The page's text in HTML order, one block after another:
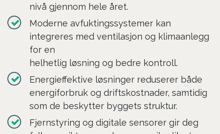
nivå gjennom hele året.
Moderne avfuktingssystemer kan
integreres med ventilasjon og klimaanlegg
for en
helhetlig løsning og bedre kontroll.
Energieffektive løsninger reduserer både
energiforbruk og driftskostnader, samtidig
som de beskytter byggets struktur.
Fjernstyring og digitale sensorer gir deg